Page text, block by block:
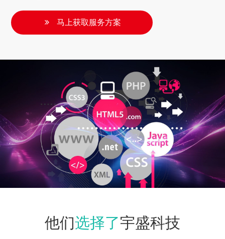
马上获取服务方案
他们选择了宇盛科技